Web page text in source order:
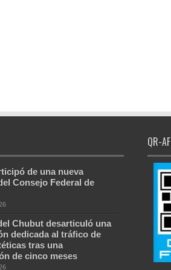
de una nueva
Consejo Federal de
Chubut desarticuló una
dedicada al tráfico de
tras una
de cinco meses
QR-